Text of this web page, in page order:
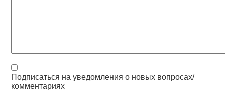
Подписаться на уведомления о новых вопросах/
комментариях